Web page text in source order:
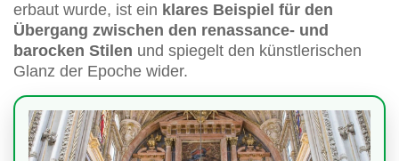
erbaut wurde, ist ein klares Beispiel für den
Übergang zwischen den renassance- und
barocken Stilen und spiegelt den künstlerischen
Glanz der Epoche wider.